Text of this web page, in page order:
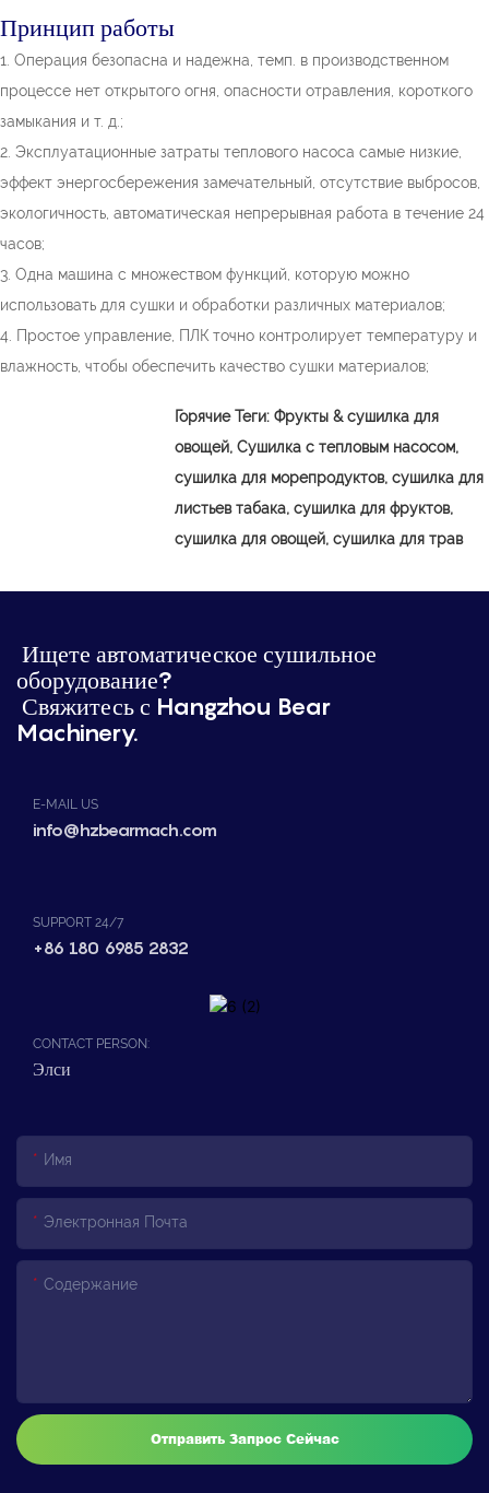
Принцип работы
1. Операция безопасна и надежна, темп. в производственном
процессе нет открытого огня, опасности отравления, короткого
замыкания и т. д.;
2. Эксплуатационные затраты теплового насоса самые низкие,
эффект энергосбережения замечательный, отсутствие выбросов,
экологичность, автоматическая непрерывная работа в течение 24
часов;
3. Одна машина с множеством функций, которую можно
использовать для сушки и обработки различных материалов;
4. Простое управление, ПЛК точно контролирует температуру и
влажность, чтобы обеспечить качество сушки материалов;
Горячие Теги: Фрукты & сушилка для
овощей, Сушилка с тепловым насосом,
сушилка для морепродуктов, сушилка для
листьев табака, сушилка для фруктов,
сушилка для овощей, сушилка для трав
Ищете автоматическое сушильное
оборудование?
Свяжитесь с Hangzhou Bear
Machinery.
E-MAIL US
info@hzbearmach.com
SUPPORT 24/7
+86 180 6985 2832
CONTACT PERSON:
Элси
Имя
Электронная Почта
Содержание
Отправить Запрос Сейчас